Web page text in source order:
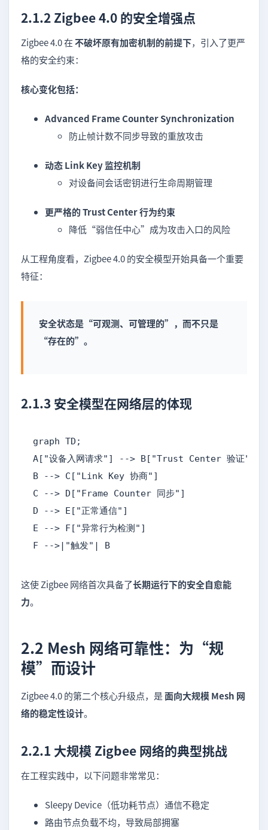
2.1.2 Zigbee 4.0 的安全增强点
Zigbee 4.0 在不破坏原有加密机制的前提下，引入了更严
格的安全约束：
核心变化包括：
Advanced Frame Counter Synchronization
防止帧计数不同步导致的重放攻击
动态 Link Key 监控机制
对设备间会话密钥进行生命周期管理
更严格的 Trust Center 行为约束
降低“弱信任中心”成为攻击入口的风险
从工程角度看，Zigbee 4.0 的安全模型开始具备一个重要
特征：
安全状态是“可观测、可管理的”，而不只是
“存在的”。
2.1.3 安全模型在网络层的体现
graph TD;
A["设备入网请求"] --> B["Trust Center 验证"]
B --> C["Link Key 协商"]
C --> D["Frame Counter 同步"]
D --> E["正常通信"]
E --> F["异常行为检测"]
F -->|"触发"| B
这使 Zigbee 网络首次具备了长期运行下的安全自愈能
力。
2.2 Mesh 网络可靠性：为“规
模”而设计
Zigbee 4.0 的第二个核心升级点，是面向大规模 Mesh 网
络的稳定性设计。
2.2.1 大规模 Zigbee 网络的典型挑战
在工程实践中，以下问题非常常见：
Sleepy Device（低功耗节点）通信不稳定
路由节点负载不均，导致局部拥塞